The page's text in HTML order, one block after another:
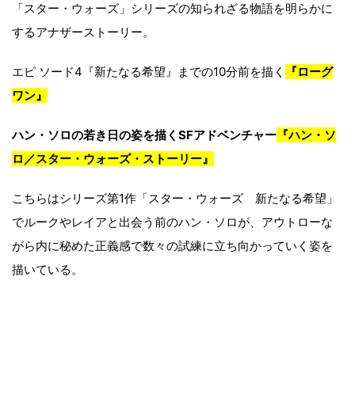
「スター・ウォーズ」シリーズの知られざる物語を明らかに
するアナザーストーリー。
エピ ソード4『新たなる希望』までの10分前を描く
『ローグ
ワン』
ハン・ソロの若き日の姿を描くSFアドベンチャー 『ハン・ソ
ロ／スター・ウォーズ・ストーリー』
こちらはシリーズ第1作「スター・ウォーズ 新たなる希望」
でルークやレイアと出会う前のハン・ソロが、アウトローな
がら内に秘めた正義感で数々の試練に立ち向かっていく姿を
描いている。